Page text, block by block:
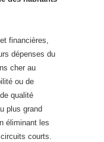
financières,
dépenses du
cher au
ou de
qualité
plus grand
éliminant les
courts.